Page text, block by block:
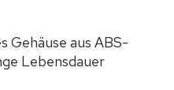
Gehäuse aus ABS-
Lebensdauer